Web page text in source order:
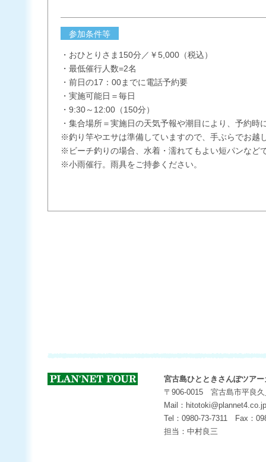
参加条件等
・おひとりさま150分／￥5,000（税込）
・最低催行人数=2名
・前日の17：00までに電話予約要
・実施可能日＝毎日
・9:30～12:00（150分）
・集合場所＝実施日の天気予報や潮目により、予約時
※釣り竿やエサは準備していますので、手ぶらでお越
※ビーチ釣りの場合、水着・濡れてもよい短パンなど
※小雨催行。雨具をご持参ください。
宮古島ひとときさんぽツア
〒906-0015 宮古島市平良
Mail：hitotoki@plannet4.co.jp
Tel：0980-73-7311 Fax：
担当：中村良三